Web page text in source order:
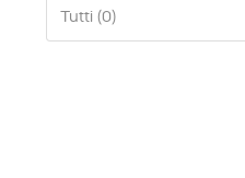
Tutti (0)